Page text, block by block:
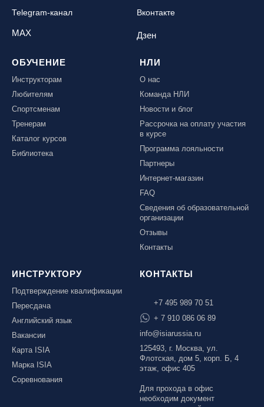
Telegram-канал Вконтакте
MAX Дзен
ОБУЧЕНИЕ
Инструкторам
Любителям
Спортсменам
Тренерам
Каталог курсов
Библиотека
НЛИ
О нас
Команда НЛИ
Новости и блог
Рассрочка на оплату участия
в курсе
Программа лояльности
Партнеры
Интернет-магазин
FAQ
Сведения об образовательной
организации
Отзывы
Контакты
ИНСТРУКТОРУ
Подтверждение квалификации
Пересдача
Английский язык
Вакансии
Карта ISIA
Марка ISIA
Соревнования
КОНТАКТЫ
+7 495 989 70 51
+ 7 910 086 06 89
info@isiarussia.ru
125493, г. Москва, ул.
Флотская, дом 5, корп. Б, 4
этаж, офис 405
Для прохода в офис
необходим документ